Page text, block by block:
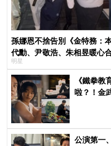
孫娜恩不捨告別《金特務：
代勳、尹敬浩、朱相昱暖心
明星
《鐵拳教
啦？！金
公演第一